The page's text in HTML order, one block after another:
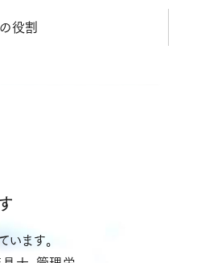
役割
ます。